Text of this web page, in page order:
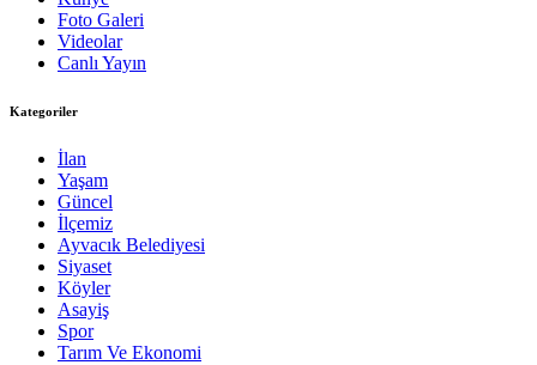
Foto Galeri
Videolar
Canlı Yayın
Kategoriler
İlan
Yaşam
Güncel
İlçemiz
Ayvacık Belediyesi
Siyaset
Köyler
Asayiş
Spor
Tarım Ve Ekonomi